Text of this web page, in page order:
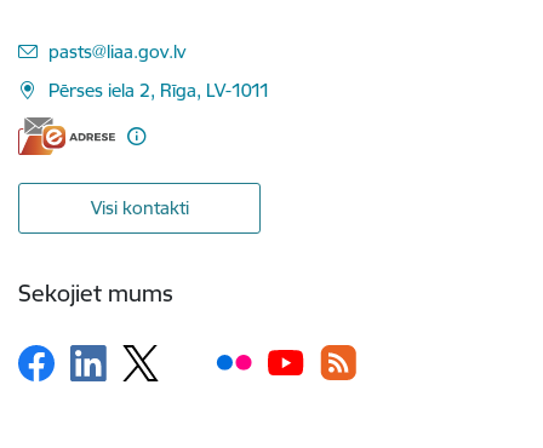
E-pasts:
pasts@liaa.gov.lv
Pērses iela 2, Rīga, LV-1011
Visi kontakti
Sekojiet mums